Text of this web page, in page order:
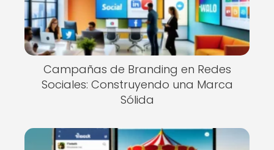
Campañas de Branding en Redes
Sociales: Construyendo una Marca
Sólida